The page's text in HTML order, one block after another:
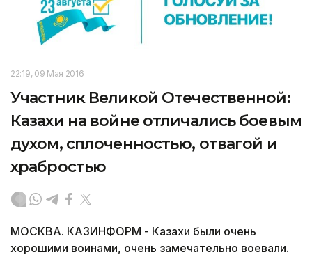
22:19, 09 Мая 2016
Участник Великой Отечественной:
Казахи на войне отличались боевым
духом, сплоченностью, отвагой и
храбростью
МОСКВА. КАЗИНФОРМ - Казахи были очень
хорошими воинами, очень замечательно воевали.